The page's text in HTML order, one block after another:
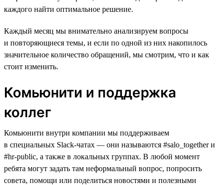
каждого найти оптимальное решение.
Каждый месяц мы внимательно анализируем вопросы
и повторяющиеся темы, и если по одной из них накопилось
значительное количество обращений, мы смотрим, что и как
стоит изменить.
Комьюнити и поддержка
коллег
Комьюнити внутри компании мы поддерживаем
в специальных Slack-чатах — они называются #salo_together и
#hr-public, а также в локальных группах. В любой момент
ребята могут задать там неформальный вопрос, попросить
совета, помощи или поделиться новостями и полезными